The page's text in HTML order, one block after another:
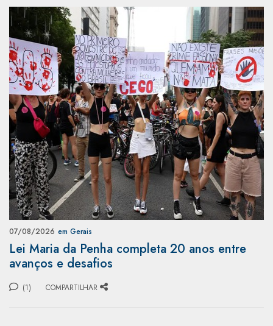
07/08/2026 em Gerais
Lei Maria da Penha completa 20 anos entre
avanços e desafios
(1) COMPARTILHAR